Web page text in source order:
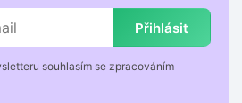
Přihlásit
souhlasím se zpracováním